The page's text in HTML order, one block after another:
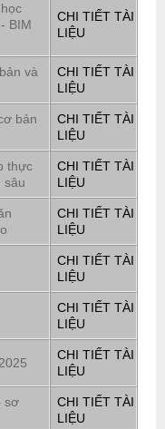
BIM
CHI TIẾT TÀI
LIỆU
và
CHI TIẾT TÀI
LIỆU
bản
CHI TIẾT TÀI
LIỆU
thực
sâu
CHI TIẾT TÀI
LIỆU
CHI TIẾT TÀI
LIỆU
CHI TIẾT TÀI
LIỆU
CHI TIẾT TÀI
LIỆU
CHI TIẾT TÀI
LIỆU
sơ
CHI TIẾT TÀI
LIỆU